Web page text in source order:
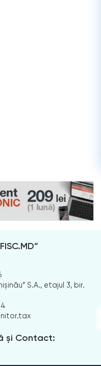
S.A., etajul 3, bir.
și Contact: